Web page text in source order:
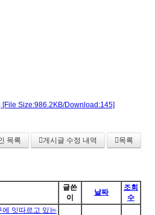
[File Size:986.2KB/Download:145]
목록 게시글 수정 내역 목록
글쓴
이
날짜
조회
수
잇따르고 있는